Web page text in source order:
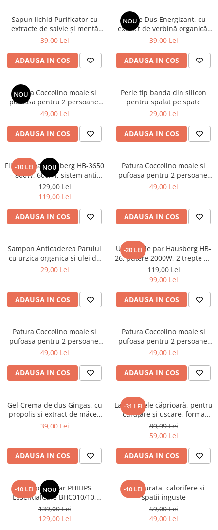
Sapun lichid Purificator cu
extracte de salvie și mentă
organice, 1000 ml
39,00 Lei
ADAUGA IN COS
NOU
Gel de Dus Energizant, cu
extract de verbină organică,
1000 ml
39,00 Lei
ADAUGA IN COS
NOU
Patura Coccolino moale si
pufoasa pentru 2 persoane,
200X230 cm, Maro deschis
49,00 Lei
ADAUGA IN COS
Perie tip banda din silicon
pentru spalat pe spate
29,00 Lei
ADAUGA IN COS
-10 LEI NOU
Filtru cafea Hausberg HB-3650
– 800W, 600ml, sistem anti-
picurare, negru
129,00 Lei
119,00 Lei
ADAUGA IN COS
Patura Coccolino moale si
pufoasa pentru 2 persoane,
200X230 cm, Grena
49,00 Lei
ADAUGA IN COS
Sampon Anticaderea Parului
cu urzica organica si ulei de
ricin, 400 ml
29,00 Lei
ADAUGA IN COS
-20 LEI
Uscator de par Hausberg HB-
26, putere 2000W, 2 trepte de
viteza
119,00 Lei
99,00 Lei
ADAUGA IN COS
Patura Coccolino moale si
pufoasa pentru 2 persoane,
200X230 cm, Fluturi si Pietre
49,00 Lei
ADAUGA IN COS
Patura Coccolino moale si
pufoasa pentru 2 persoane,
200X230 cm, Valuri Waves
49,00 Lei
ADAUGA IN COS
Gel-Crema de dus Gingas, cu
propolis si extract de măceș
organic, 1000 ml
39,00 Lei
ADAUGA IN COS
-31 LEI
Lavetă piele căprioară, pentru
curăţare şi uscare, forma
neregulată 38*30
89,99 Lei
59,00 Lei
ADAUGA IN COS
-10 LEI NOU
Uscator de par PHILIPS
EssentialCare BHC010/10,
1200W – Protectie
ThermoProtect pentru par
sanatos
139,00 Lei
129,00 Lei
-10 LEI
Perie curatat calorifere si
spatii inguste
59,00 Lei
49,00 Lei